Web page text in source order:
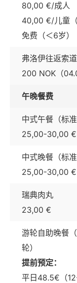
80,00 €/成人
40,00 €/儿童（
免费（＜6岁）
弗洛伊往返索道
200 NOK（
午晚餐费
中式午餐（标
25,00-30,00 €
中式晚餐（标
25,00-30,00 €
瑞典肉丸
23,00 €
游轮自助晚餐
轮）
提前预定：
平日48.5€（